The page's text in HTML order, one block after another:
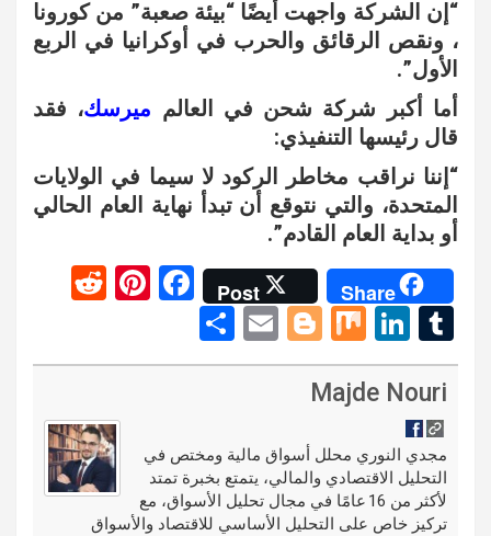
“إن الشركة واجهت أيضًا “بيئة صعبة” من كورونا
، ونقص الرقائق والحرب في أوكرانيا في الربع
الأول”.
أما أكبر شركة شحن في العالم ميرسك، فقد
قال رئيسها التنفيذي:
“إننا نراقب مخاطر الركود لا سيما في الولايات
المتحدة، والتي نتوقع أن تبدأ نهاية العام الحالي
أو بداية العام القادم”.
Share
Post
F
ce
o
k
Pi
er
t
d
t
T
u
m
bl
r
Li
n
ke
n
M
ix
Bl
o
er
E
m
h
Majde Nouri
مجدي النوري محلل أسواق مالية ومختص في
التحليل الاقتصادي والمالي، يتمتع بخبرة تمتد
لأكثر من 16 عامًا في مجال تحليل الأسواق، مع
تركيز خاص على التحليل الأساسي للاقتصاد والأسواق